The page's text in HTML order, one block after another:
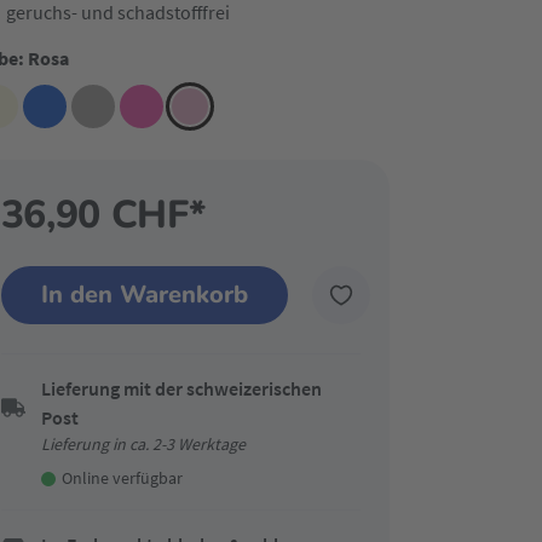
geruchs- und schadstofffrei
Rosa
36,90 CHF*
In den Warenkorb
Lieferung mit der schweizerischen
Post
Lieferung in ca. 2-3 Werktage
Online verfügbar